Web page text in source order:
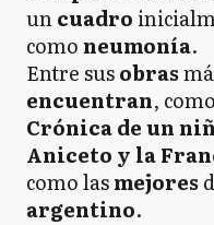
uncuadro
como neumonía.
Entre susobras
encuentran, como
Crónica de un
Aniceto y la
como lasmejores
argentino.